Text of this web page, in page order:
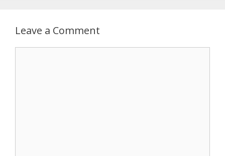
Leave a Comment